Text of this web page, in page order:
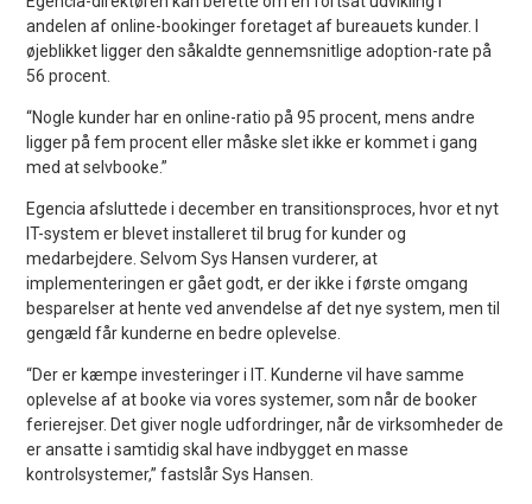
andelen af online-bookinger foretaget af bureauets kunder. I
øjeblikket ligger den såkaldte gennemsnitlige adoption-rate på
56 procent.
“Nogle kunder har en online-ratio på 95 procent, mens andre
ligger på fem procent eller måske slet ikke er kommet i gang
med at selvbooke.”
Egencia afsluttede i december en transitionsproces, hvor et nyt
IT-system er blevet installeret til brug for kunder og
medarbejdere. Selvom Sys Hansen vurderer, at
implementeringen er gået godt, er der ikke i første omgang
besparelser at hente ved anvendelse af det nye system, men til
gengæld får kunderne en bedre oplevelse.
“Der er kæmpe investeringer i IT. Kunderne vil have samme
oplevelse af at booke via vores systemer, som når de booker
ferierejser. Det giver nogle udfordringer, når de virksomheder de
er ansatte i samtidig skal have indbygget en masse
kontrolsystemer,” fastslår Sys Hansen.